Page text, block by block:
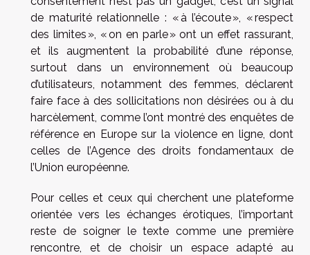
de maturité relationnelle : « à l’écoute », « respect
des limites », « on en parle » ont un effet rassurant,
et ils augmentent la probabilité d’une réponse,
surtout dans un environnement où beaucoup
d’utilisateurs, notamment des femmes, déclarent
faire face à des sollicitations non désirées ou à du
harcèlement, comme l’ont montré des enquêtes de
référence en Europe sur la violence en ligne, dont
celles de l’Agence des droits fondamentaux de
l’Union européenne.
Pour celles et ceux qui cherchent une plateforme
orientée vers les échanges érotiques, l’important
reste de soigner le texte comme une première
rencontre, et de choisir un espace adapté au